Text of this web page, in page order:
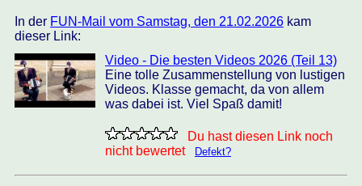
In der FUN-Mail vom Samstag, den 21.02.2026 kam
dieser Link:
Video - Die besten Videos 2026 (Teil 13)
Eine tolle Zusammenstellung von lustigen
Videos. Klasse gemacht, da von allem
was dabei ist. Viel Spaß damit!
Du hast diesen Link noch
nicht bewertet
Defekt?